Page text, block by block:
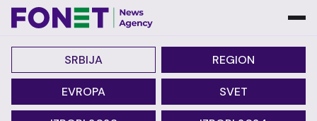
SRBIJA REGION
EVROPA SVET